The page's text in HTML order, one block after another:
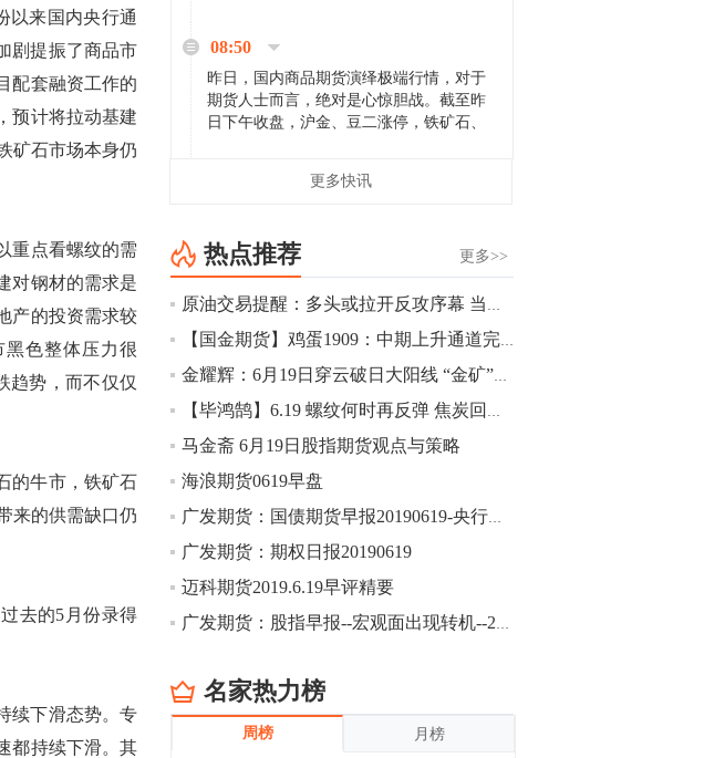
以来国内央行通
剧提振了商品市
配套融资工作的
预计将拉动基建
矿石市场本身仍
重点看螺纹的需
对钢材的需求是
产的投资需求较
色整体压力很
趋势，而不仅仅
的牛市，铁矿石
来的供需缺口仍
去的5月份录得
续下滑态势。专
都持续下滑。其
场来看，汇率波动...
08:50
昨日，国内商品期货演绎极端行情，对于
期货人士而言，绝对是心惊胆战。截至昨
日下午收盘，沪金、豆二涨停，铁矿石、
[imgnobrwh] src=...
14:23
跌幅达6%，报689.5元/吨，刷新近两个月
低位。
14:20
方正有色研究团队：高度重视贵金属的阶
段性机会。自年初以来沪金上涨16.93%，
立涨势，白银将开启补涨，且涨幅超过黄
金，金银比有望高位回归。
13:55
豆二期货主力合约涨停，涨幅达3.98%，报
CBOT大豆期货市场上涨，11月期约收高
影响，夜盘连粕高位窄幅震荡，建议短线
操作为主。 ...
13:54
8月5日消息，内外盘贵金属强劲走升，沪
金主力合约涨停，涨幅3.99%，报334.00
更多快讯
更多>>
热点推荐
原油交易提醒：多头或拉开反攻序幕 当心美国库存数据拖后腿
【国金期货】鸡蛋1909：中期上升通道完好
金耀辉：6月19日穿云破日大阳线 “金矿”回踩仍是多
【毕鸿鹄】6.19 螺纹何时再反弹 焦炭回调还需空
马金斋 6月19日股指期货观点与策略
海浪期货0619早盘
广发期货：国债期货早报20190619-央行继续逆回购操作，期债小幅下跌
广发期货：期权日报20190619
迈科期货2019.6.19早评精要
广发期货：股指早报--宏观面出现转机--20190619
名家热力榜
周榜 月榜